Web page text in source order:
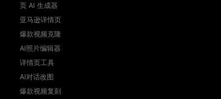
页 AI 生成器
亚马逊详情页
爆款视频克隆
AI照片编辑器
详情页工具
AI对话改图
爆款视频复刻